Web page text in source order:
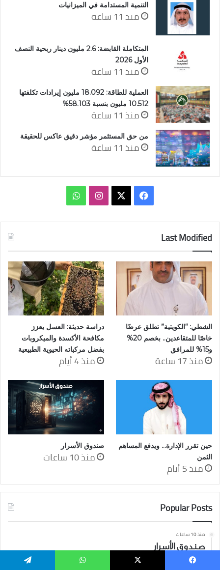
التنمية المستدامة في الميزانيات
منذ 11 ساعة
المتكاملة القابضة: 2.6 مليون دينار ربحية النصف
الأول 2026
منذ 11 ساعة
العملية للطاقة: 18.092 مليون إيرادات تكلفتها
10.512 مليون بنسبة 58.103%
منذ 11 ساعة
من حق المستثمر مؤشر دقيق عاكس للحقيقة
منذ 11 ساعة
فيسبوك انستقرامواتساب
Last Modified
الشطي: “الكويتية” تطلق عرضًا
خاصًا للمتقاعدين.. بخصم 20%
و15% للمرافق
منذ 17 ساعة
دراسة حديثة: العسل يعزز
مكافحة الأكسدة والميكروبات
بفضل مركباته الحيوية الطبيعية
منذ 4 أيام
حين تقرر الإدارة… ويدفع المساهم
الثمن
منذ 5 أيام
صندوق الأسرار
منذ 10 ساعات
Popular Posts
منذ 10 ساعات
صندوق الأسرار